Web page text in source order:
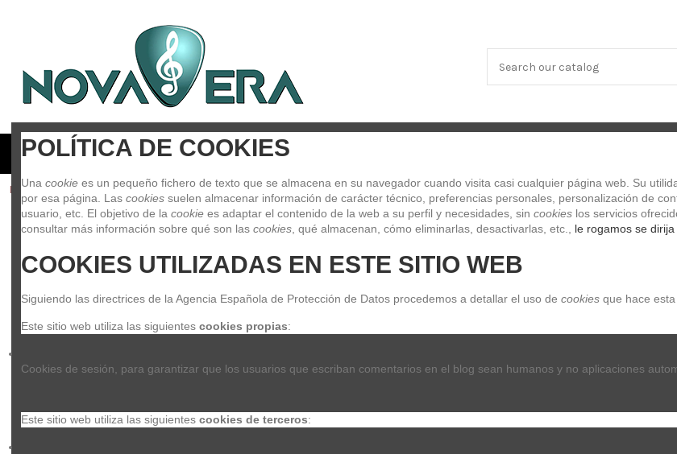
GUITARRAS Y BAJOS BATERIAS Y PERCUSION
Inicio Clásico Vientos Accesorios viento Cañas Vandoren n 2 1/2 saxo tenor (Unidad)
Vandoren n 2 1/2 saxo tenor
ReferenciaN2 1/2
Últimas unidades en stock
5,00 €
POLÍTICA DE COOKIES
Una cookie es un pequeño fichero de texto que se almacena en su navegador cuando visita casi cualquier página web. Su
por esa página. Las cookies suelen almacenar información de carácter técnico, preferencias personales, personalización de
usuario, etc. El objetivo de la cookie es adaptar el contenido de la web a su perfil y necesidades, sin cookies los servicios
consultar más información sobre qué son las cookies , qué almacenan, cómo eliminarlas, desactivarlas, etc., le rogamos se dirija
COOKIES UTILIZADAS EN ESTE SITIO WEB
Siguiendo las directrices de la Agencia Española de Protección de Datos procedemos a detallar el uso de cookies que hace
Este sitio web utiliza las siguientes cookies propias:
Cookies de sesión, para garantizar que los usuarios que escriban comentarios en el blog sean humanos y no aplicaciones
Este sitio web utiliza las siguientes cookies de terceros: